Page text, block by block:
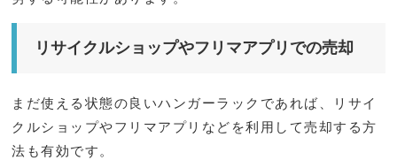
リサイクルショップやフリマアプリでの売却
まだ使える状態の良いハンガーラックであれば、リサイ
クルショップやフリマアプリなどを利用して売却する方
法も有効です。